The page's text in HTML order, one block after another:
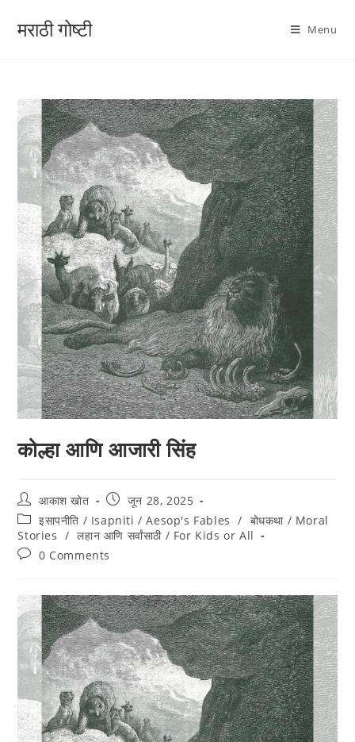
मराठी गोष्टी Menu
कोल्हा आणि आजारी सिंह
आकाश खोत
जून 28, 2025
इसापनीति / Isapniti / Aesop's Fables
/ बोधकथा / Moral
Stories / लहान आणि सर्वांसाठी / For Kids or All
0 Comments